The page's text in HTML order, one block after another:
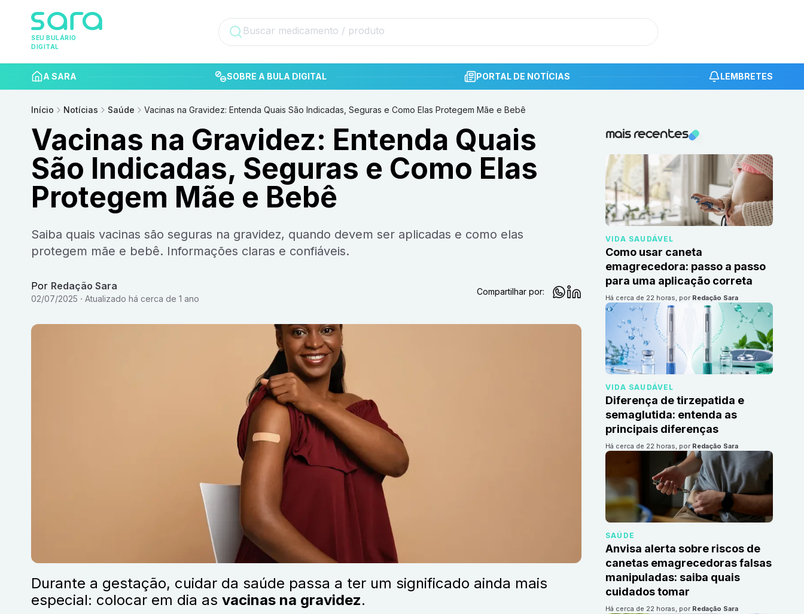
SEU BULÁRIO
DIGITAL
A SARA SOBRE A BULA DIGITAL PORTAL DE NOTÍCIAS LEMBRETES
Início Notícias Saúde Vacinas na Gravidez: Entenda Quais São Indicadas, Seguras e Como Elas Protegem Mãe e Bebê
Vacinas na Gravidez: Entenda Quais
São Indicadas, Seguras e Como Elas
Protegem Mãe e Bebê
Saiba quais vacinas são seguras na gravidez, quando devem ser aplicadas e como elas
protegem mãe e bebê. Informações claras e confiáveis.
Por Redação Sara
02/07/2025 Atualizado há cerca de 1 ano
Compartilhar por:
Durante a gestação, cuidar da saúde passa a ter um significado ainda mais
especial: colocar em dia as vacinas na gravidez.
Notícias recentes
mais recentes
VIDA SAUDÁVEL
Como usar caneta
emagrecedora: passo a passo
para uma aplicação correta
há cerca de 22 horas, por Redação Sara
VIDA SAUDÁVEL
Diferença de tirzepatida e
semaglutida: entenda as
principais diferenças
há cerca de 22 horas, por Redação Sara
SAÚDE
Anvisa alerta sobre riscos de
canetas emagrecedoras falsas
manipuladas: saiba quais
cuidados tomar
há cerca de 22 horas, por Redação Sara